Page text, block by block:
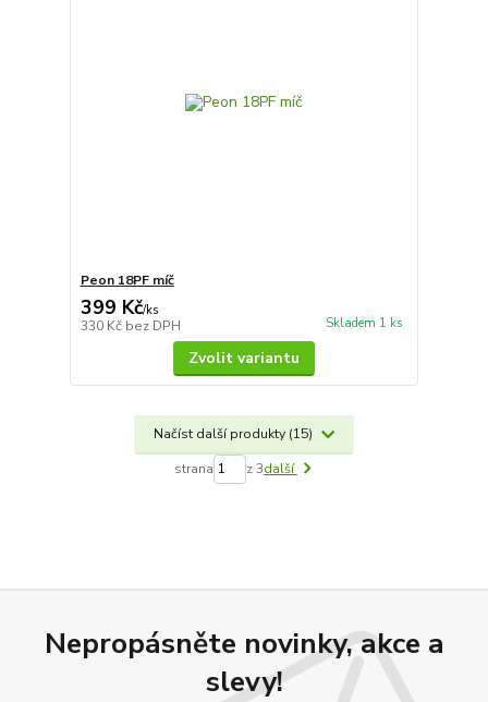
Peon 18PF míč
399 Kč/ks
330 Kč bez DPH Skladem 1 ks
Zvolit variantu
Načíst další produkty (15)
strana z 3další
Nepropásněte novinky, akce a
slevy!